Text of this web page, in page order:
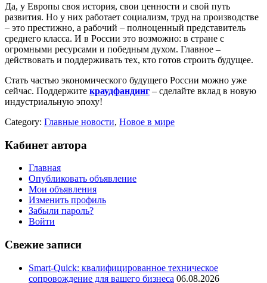
Да, у Европы своя история, свои ценности и свой путь
развития. Но у них работает социализм, труд на производстве
– это престижно, а рабочий – полноценный представитель
среднего класса. И в России это возможно: в стране с
огромными ресурсами и победным духом. Главное –
действовать и поддерживать тех, кто готов строить будущее.
Стать частью экономического будущего России можно уже
сейчас. Поддержите краудфандинг – сделайте вклад в новую
индустриальную эпоху!
Category: Главные новости, Новое в мире
Кабинет автора
Главная
Опубликовать объявление
Мои объявления
Изменить профиль
Забыли пароль?
Войти
Свежие записи
Smart-Quick: квалифицированное техническое
сопровождение для вашего бизнеса 06.08.2026